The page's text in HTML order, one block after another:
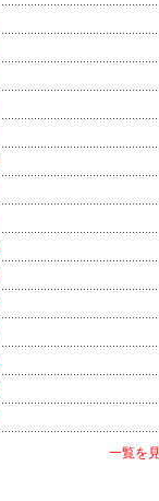
一覧を